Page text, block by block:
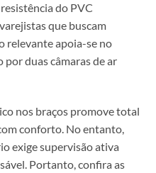
do PVC
que buscam
relevante apoia-se no
por duas câmaras de ar
nos braços promove total
conforto. No entanto,
exige supervisão ativa
Portanto, confira as